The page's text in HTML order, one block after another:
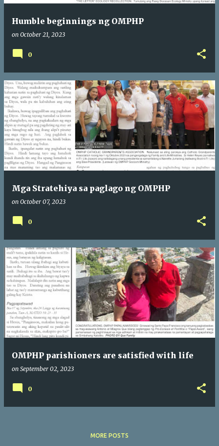
Humble beginnings ng OMPHP
on October 21, 2023
0
Mga Stratehiya sa paglago ng OMPHP
on October 07, 2023
0
OMPHP parishioners are satisfied with life
on September 02, 2023
0
MORE POSTS